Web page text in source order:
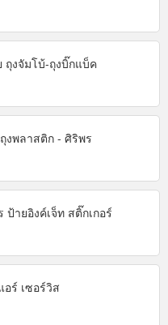
ถุงจัมโบ้-ถุงบิ๊กแบ็ค
งพลาสติก - ศิริพร
ายอิงค์เจ็ท สติ๊กเกอร์
ร์ เซอร์วิส